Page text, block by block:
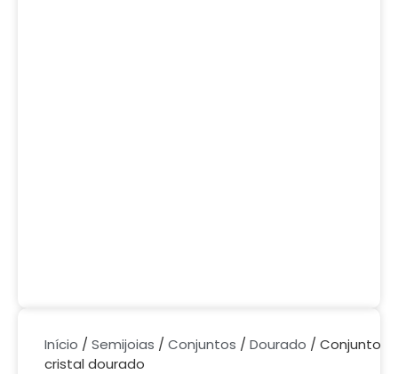
Início /Semijoias /Conjuntos /Dourado / Conjunto
cristal dourado